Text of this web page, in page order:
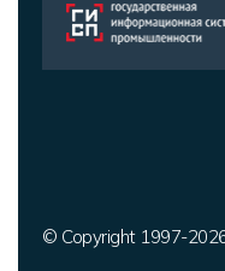
© Copyright 1997-